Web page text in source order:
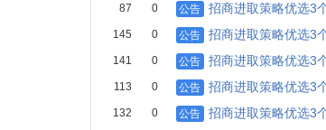
87 0 公告 招商进取策略优选3
145 0 公告 招商进取策略优选3
141 0 公告 招商进取策略优选3
113 0 公告 招商进取策略优选3
132 0 公告 招商进取策略优选3